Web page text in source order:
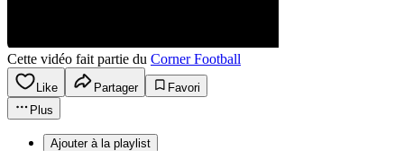
Cette vidéo fait partie du Corner Football
Like Partager
Favori
Plus
Ajouter à la playlist